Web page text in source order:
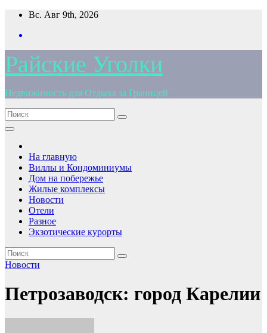
Перейти
содержимому
Вс. Авг 9th, 2026
Райские Уголки
Недвижимость для Отдыха за Границей
На главную
Виллы и Кондоминиумы
Дом на побережье
Жилые комплексы
Новости
Отели
Разное
Экзотические курорты
Новости
Петрозаводск: город Карелии